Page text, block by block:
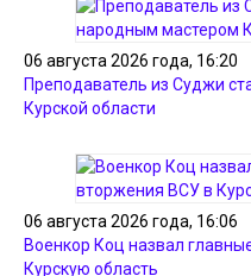
06 августа 2026 года, 16:20
Преподаватель из Суджи
Курской области
06 августа 2026 года, 16:06
Военкор Коц назвал
Курскую область